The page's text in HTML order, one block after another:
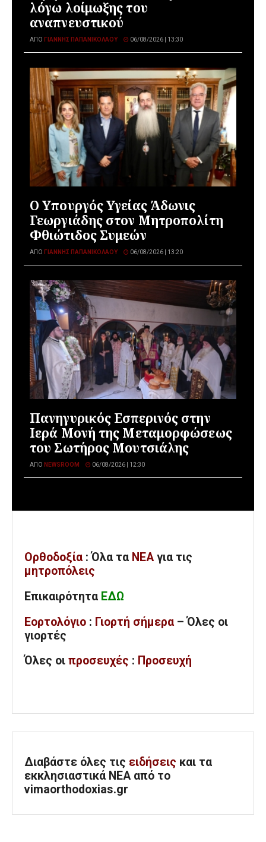
λόγω λοίμωξης του
αναπνευστικού
ΑΠΌ ΓΙΆΝΝΗΣ ΠΑΠΑΝΙΚΟΛΆΟΥ 06/08/2026 | 13:30
O Υπουργός Υγείας Άδωνις
Γεωργιάδης στον Μητροπολίτη
Φθιώτιδος Συμεών
ΑΠΌ ΓΙΆΝΝΗΣ ΠΑΠΑΝΙΚΟΛΆΟΥ 06/08/2026 | 13:20
Πανηγυρικός Εσπερινός στην
Ιερά Μονή της Μεταμορφώσεως
του Σωτήρος Μουτσιάλης
ΑΠΌ NEWSROOM 06/08/2026 | 12:30
Ορθοδοξία : Όλα τα ΝΕΑ για τις
μητροπόλεις
Επικαιρότητα ΕΔΩ
Εορτολόγιο : Γιορτή σήμερα – Όλες οι
γιορτές
Όλες οι προσευχές : Προσευχή
Διαβάστε όλες τις ειδήσεις και τα
εκκλησιαστικά ΝΕΑ από το
vimaorthodoxias.gr